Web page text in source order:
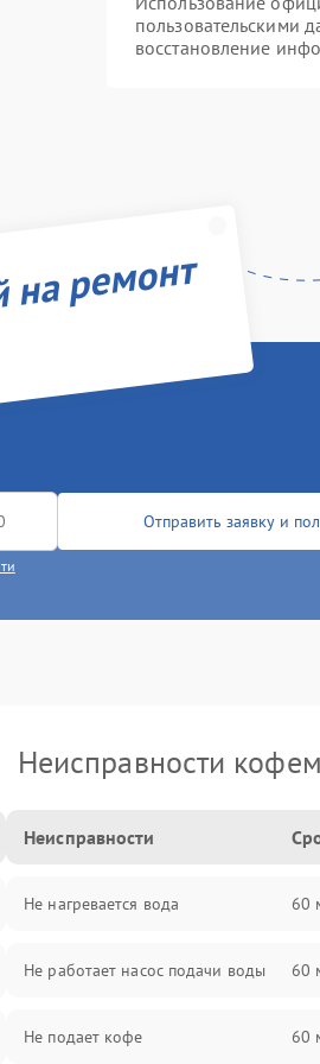
пользовательскими
восстановление
ремонт
Отправить заявку и
Неисправности
Неисправности
Не нагревается вода 60
Не работает насос подачи воды 60
Не подает кофе 60